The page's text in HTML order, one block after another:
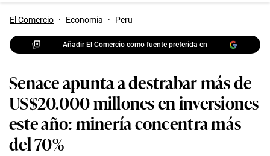
El Comercio · Economia · Peru
Añadir El Comercio como fuente preferida en
Senace apunta a destrabar más de
US$20.000 millones en inversiones
este año: minería concentra más
del 70%